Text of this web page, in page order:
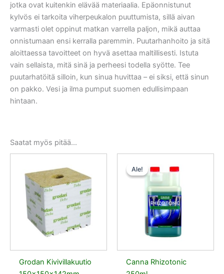
jotka ovat kuitenkin elävää materiaalia. Epäonnistunut
kylvös ei tarkoita viherpeukalon puuttumista, sillä aivan
varmasti olet oppinut matkan varrella paljon, mikä auttaa
onnistumaan ensi kerralla paremmin. Puutarhanhoito ja sitä
aloittaessa tavoitteet on hyvä asettaa maltillisesti. Istuta
vain sellaista, mitä sinä ja perheesi todella syötte. Tee
puutarhatöitä silloin, kun sinua huvittaa – ei siksi, että sinun
on pakko. Vesi ja ilma pumput suomen edullisimpaan
hintaan.
Saatat myös pitää...
Grodan Kivivillakuutio
Ale!
Ale!
Canna Rhizotonic
hinta
oli:
18,50 €.
hinta
on: